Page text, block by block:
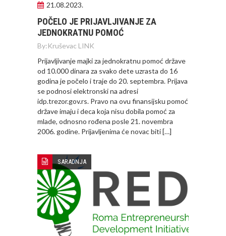
21.08.2023.
POČELO JE PRIJAVLJIVANJE ZA
JEDNOKRATNU POMOĆ
By:Kruševac LINK
Prijavljivanje majki za jednokratnu pomoć države
od 10.000 dinara za svako dete uzrasta do 16
godina je počelo i traje do 20. septembra. Prijava
se podnosi elektronski na adresi
idp.trezor.gov.rs. Pravo na ovu finansijsku pomoć
države imaju i deca koja nisu dobila pomoć za
mlade, odnosno rođena posle 21. novembra
2006. godine. Prijavljenima će novac biti […]
SARADNJA